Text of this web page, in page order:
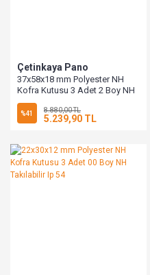
Çetinkaya Pano
37x58x18 mm Polyester NH
Kofra Kutusu 3 Adet 2 Boy NH
Takılabilir,Ip 54
%41 8.880,00 TL
5.239,90 TL